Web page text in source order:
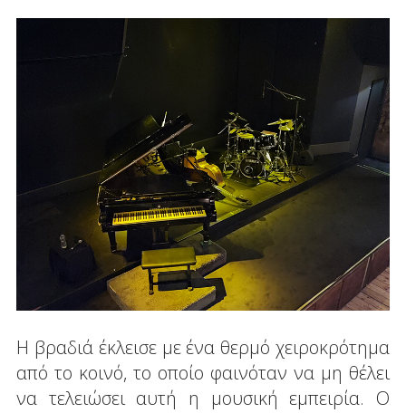
Η βραδιά έκλεισε με ένα θερμό χειροκρότημα
από το κοινό, το οποίο φαινόταν να μη θέλει
να τελειώσει αυτή η μουσική εμπειρία. Ο